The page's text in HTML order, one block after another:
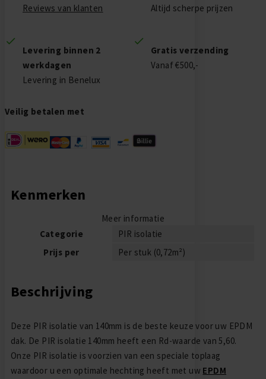
Reviews van klanten Altijd scherpe prijzen
Levering binnen 2
werkdagen
Levering in Benelux
Gratis verzending
Vanaf €500,-
Veilig betalen met
Kenmerken
Meer informatie
Categorie
PIR isolatie
Prijs per
Per stuk (0,72m²)
Beschrijving
Deze PIR isolatie van 140mm is de beste keuze voor uw EPDM
dak. De PIR isolatie 140mm heeft een Rd-waarde van 5,60.
Onze PIR isolatie is voorzien van een speciale toplaag
waardoor u een optimale hechting heeft met uw EPDM